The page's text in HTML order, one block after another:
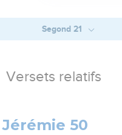
Segond 21
Versets relatifs
Jérémie 50